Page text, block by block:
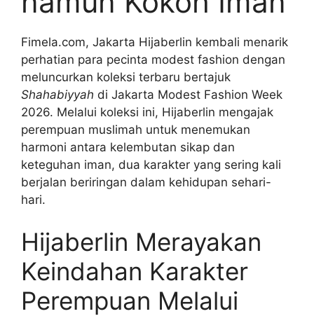
Fimela.com, Jakarta Hijaberlin kembali menarik
perhatian para pecinta modest fashion dengan
meluncurkan koleksi terbaru bertajuk
Shahabiyyah di Jakarta Modest Fashion Week
2026. Melalui koleksi ini, Hijaberlin mengajak
perempuan muslimah untuk menemukan
harmoni antara kelembutan sikap dan
keteguhan iman, dua karakter yang sering kali
berjalan beriringan dalam kehidupan sehari-
hari.
Hijaberlin Merayakan
Keindahan Karakter
Perempuan Melalui